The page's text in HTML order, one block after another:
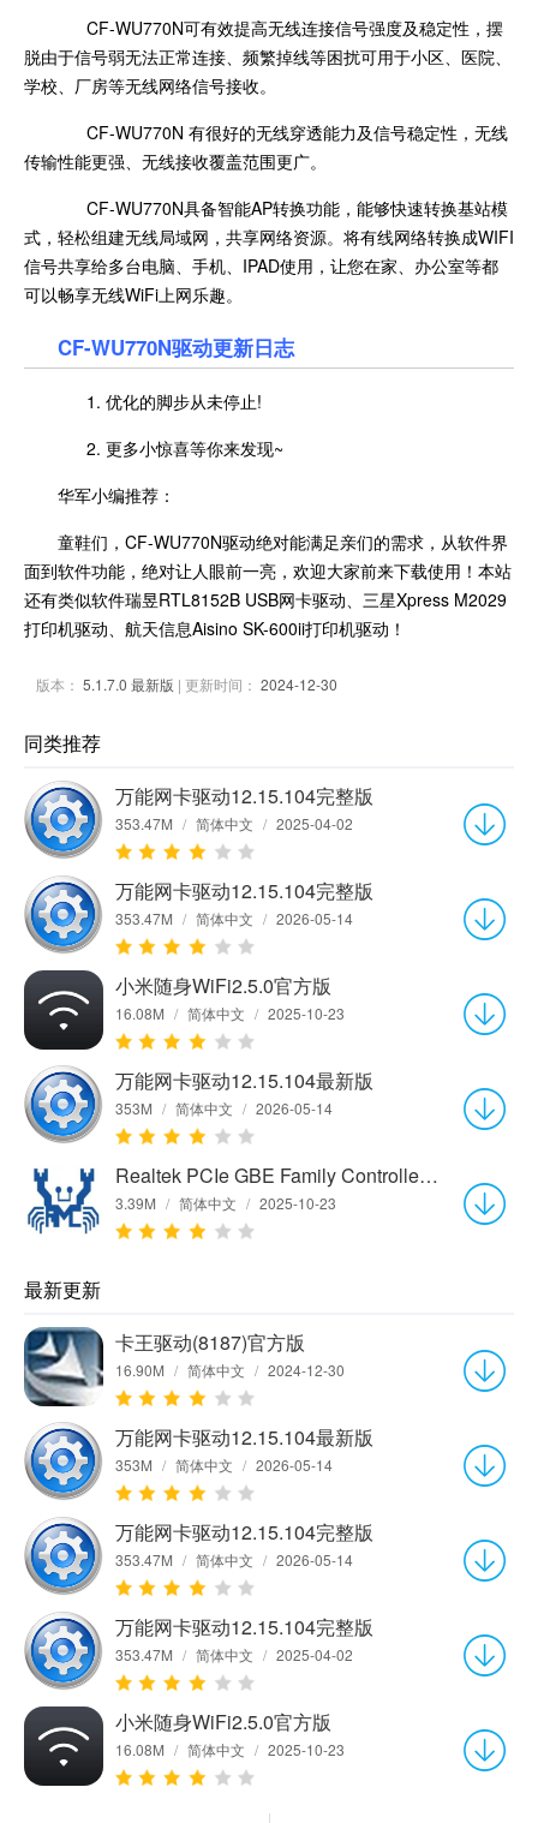
CF-WU770N可有效提高无线连接信号强度及稳定性，摆
脱由于信号弱无法正常连接、频繁掉线等困扰可用于小区、医院、
学校、厂房等无线网络信号接收。
CF-WU770N 有很好的无线穿透能力及信号稳定性，无线
传输性能更强、无线接收覆盖范围更广。
CF-WU770N具备智能AP转换功能，能够快速转换基站模
式，轻松组建无线局域网，共享网络资源。将有线网络转换成WIFI
信号共享给多台电脑、手机、IPAD使用，让您在家、办公室等都
可以畅享无线WiFi上网乐趣。
CF-WU770N驱动更新日志
1. 优化的脚步从未停止!
2. 更多小惊喜等你来发现~
华军小编推荐：
童鞋们，CF-WU770N驱动绝对能满足亲们的需求，从软件界
面到软件功能，绝对让人眼前一亮，欢迎大家前来下载使用！本站
还有类似软件瑞昱RTL8152B USB网卡驱动、三星Xpress M2029
打印机驱动、航天信息Aisino SK-600ii打印机驱动！
版本： 5.1.7.0 最新版 | 更新时间： 2024-12-30
同类推荐
万能网卡驱动12.15.104完整版
353.47M / 简体中文 / 2025-04-02
万能网卡驱动12.15.104完整版
353.47M / 简体中文 / 2026-05-14
小米随身WiFi2.5.0官方版
16.08M / 简体中文 / 2025-10-23
万能网卡驱动12.15.104最新版
353M / 简体中文 / 2026-05-14
Realtek PCIe GBE Family Controller网卡驱动程序v1.0 官方版
3.39M / 简体中文 / 2025-10-23
最新更新
卡王驱动(8187)官方版
16.90M / 简体中文 / 2024-12-30
万能网卡驱动12.15.104最新版
353M / 简体中文 / 2026-05-14
万能网卡驱动12.15.104完整版
353.47M / 简体中文 / 2026-05-14
万能网卡驱动12.15.104完整版
353.47M / 简体中文 / 2025-04-02
小米随身WiFi2.5.0官方版
16.08M / 简体中文 / 2025-10-23